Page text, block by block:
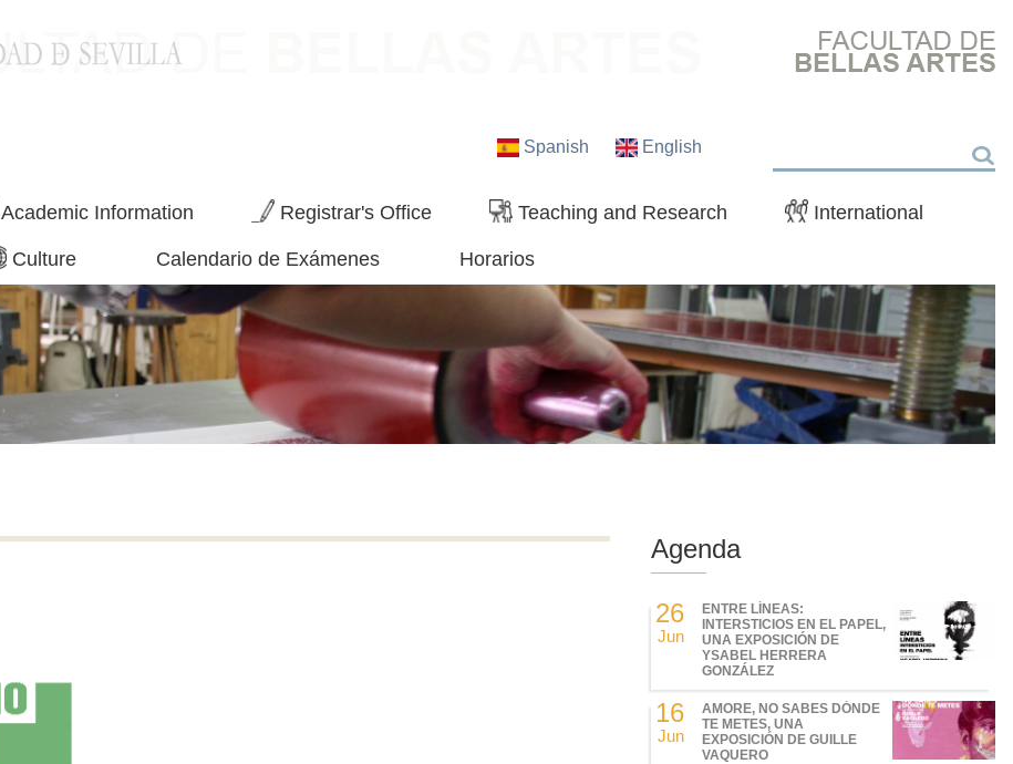
Spanish English
Academic Information Registrar's Office Teaching and Research
International
Culture
Calendario de Exámenes Horarios
Agenda
26
Jun
ENTRE LÍNEAS:
INTERSTICIOS EN EL PAPEL,
UNA EXPOSICIÓN DE
YSABEL HERRERA
GONZÁLEZ
16
Jun
AMORE, NO SABES DÓNDE
TE METES, UNA
EXPOSICIÓN DE GUILLE
VAQUERO